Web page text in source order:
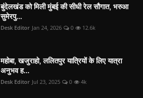
बुंदेलखंड को मिली मुंबई की सीधी रेल सौगात, भरुआ
सुमेरपु...
Desk Editor Jan 24, 2026 0 12.6k
महोबा, खजुराहो, ललितपुर यात्रियों के लिए यात्रा
अनुभव ह...
Desk Editor Jul 23, 2025 0 4k